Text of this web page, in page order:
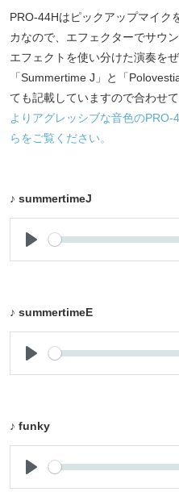
PRO-44Hはピックアップマイク
カなので、エフェクターでサウ
エフェクトを使い分けた演奏を
「Summertime J」と「
ても記載していますので合わせて
よりアグレッシブな音色の
らをご覧ください。
♪ summertimeJ
♪ summertimeE
♪ funky